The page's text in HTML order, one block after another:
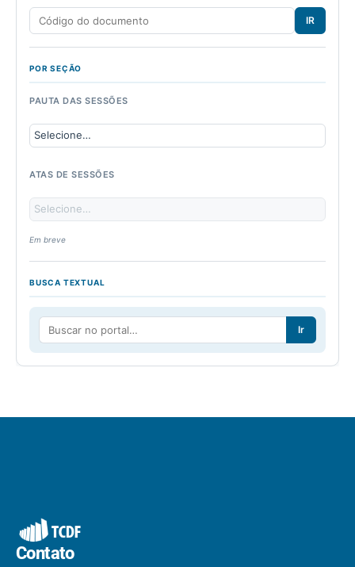
IR
POR SEÇÃO
PAUTA DAS SESSÕES
ATAS DE SESSÕES
Em breve
BUSCA TEXTUAL
Ir
Contato